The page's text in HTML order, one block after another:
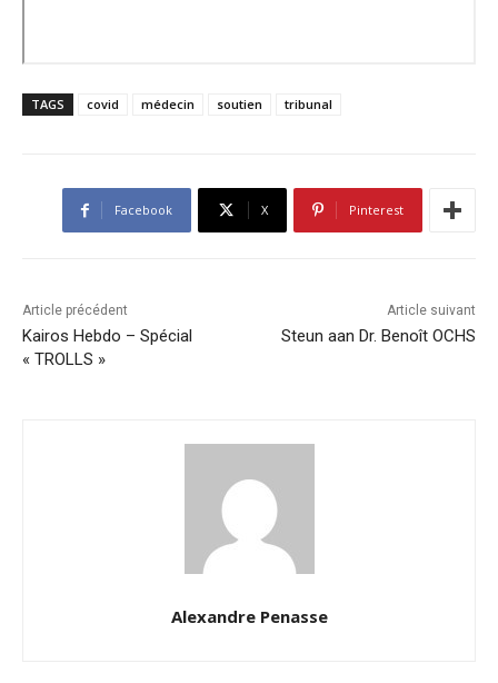
TAGS covid médecin soutien tribunal
Facebook X Pinterest
Article précédent
Kairos Hebdo – Spécial
« TROLLS »
Article suivant
Steun aan Dr. Benoît OCHS
Alexandre Penasse